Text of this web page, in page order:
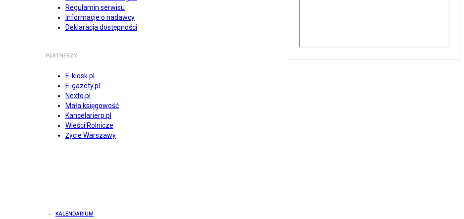
Regulamin serwisu
Informacje o nadawcy
Deklaracja dostępności
PARTNERZY
E-kiosk.pl
E-gazety.pl
Nexto.pl
Mała księgowość
Kancelarierp.pl
Wieści Rolnicze
Życie Warszawy
KALENDARIUM